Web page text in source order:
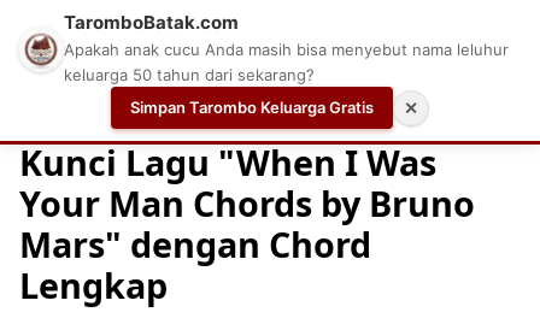
Chord Chord Gitar Chord Gitar Terbaik
Kunci Lagu "When I Was
Your Man Chords by Bruno
Mars" dengan Chord
Lengkap
TaromboBatak.com
Apakah anak cucu Anda masih bisa menyebut nama leluhur
keluarga 50 tahun dari sekarang?
Simpan Tarombo Keluarga Gratis
✕